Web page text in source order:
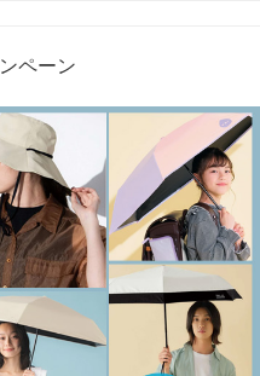
ペーン